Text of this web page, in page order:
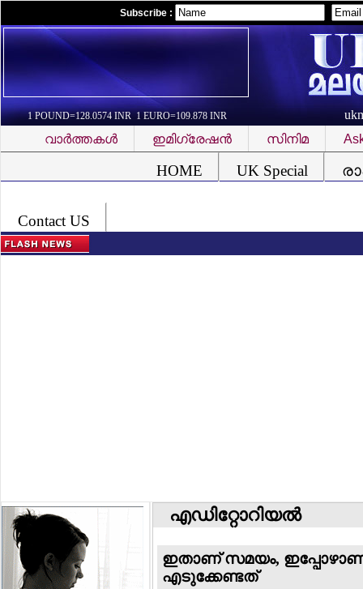
Subscribe :
1 POUND=128.0574 INR 1 EURO=109.878 INR
വാര്‍ത്തകള്‍
ഇമിഗ്രേഷന്‍ സിനിമ
HOME UK Special
Contact US
എഡിറ്റോറിയല്‍
ഇതാണ് സമയം, ഇപ്പോഴാണ്
എടുക്കേണ്ടത്